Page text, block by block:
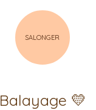
SALONGER
Balayage 💛